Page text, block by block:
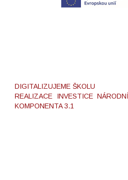
DIGITALIZUJEME ŠKOLU
REALIZACE INVESTICE
KOMPONENTA 3.1